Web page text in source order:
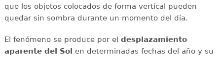
que los objetos colocados de forma vertical pueden
quedar sin sombra durante un momento del día.
El fenómeno se produce por el desplazamiento
aparente del Sol en determinadas fechas del año y su